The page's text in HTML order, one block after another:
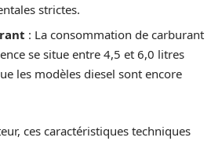
strictes.
: La consommation de carburant
se situe entre 4,5 et 6,0 litres
les modèles diesel sont encore
ces caractéristiques techniques